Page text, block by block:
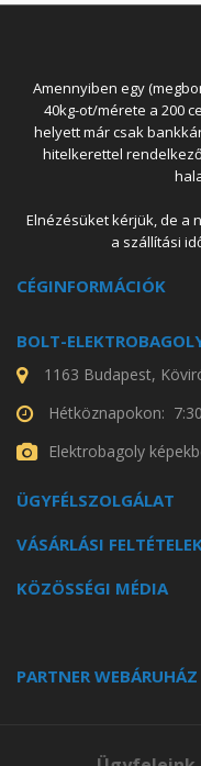
Amennyiben egy
40kg-ot/mérete a 200
helyett már csak
hitelkerettel
Elnézésüket kérjük, de a
a szállítási
CÉGINFORMÁCIÓK
BOLT-
1163 Budapest,
Hétköznapokon:
Elektrobagoly
ÜGYFÉLSZOLGÁLAT
VÁSÁRLÁSI
KÖZÖSSÉGI MÉDIA
PARTNER WEBÁRUHÁZ